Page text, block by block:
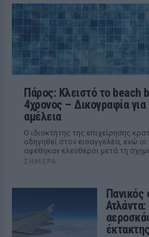
Πάρος: Κλειστό το beach
4χρονος – Δικογραφία
αμέλεια
Ο ιδιοκτήτης της επιχείρησης
οδηγηθεί στον εισαγγελέα, ενώ οι
αφέθηκαν ελεύθεροι μετά τη
ΣΉΜΕΡΑ
Πανικός